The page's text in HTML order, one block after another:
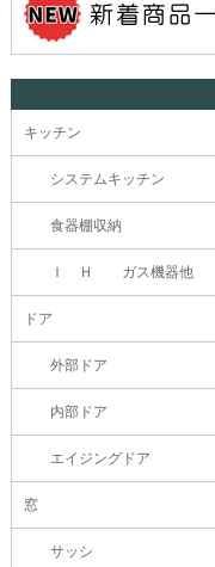
キッチン
システムキッチン
食器棚収納
Ｉ Ｈ ガス機器他
ドア
外部ドア
内部ドア
エイジングドア
窓
サッシ